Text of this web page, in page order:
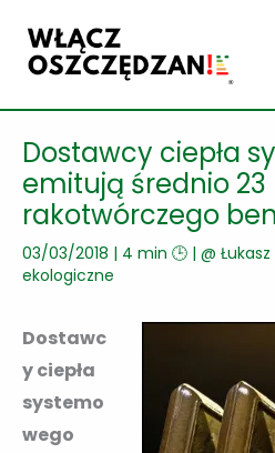
treści
Dostawcy ciepła
emitują średnio 23
rakotwórczego
03/03/2018 | 4 min 🕒 | @
ekologiczne
Dostawc
y ciepła
systemo
wego